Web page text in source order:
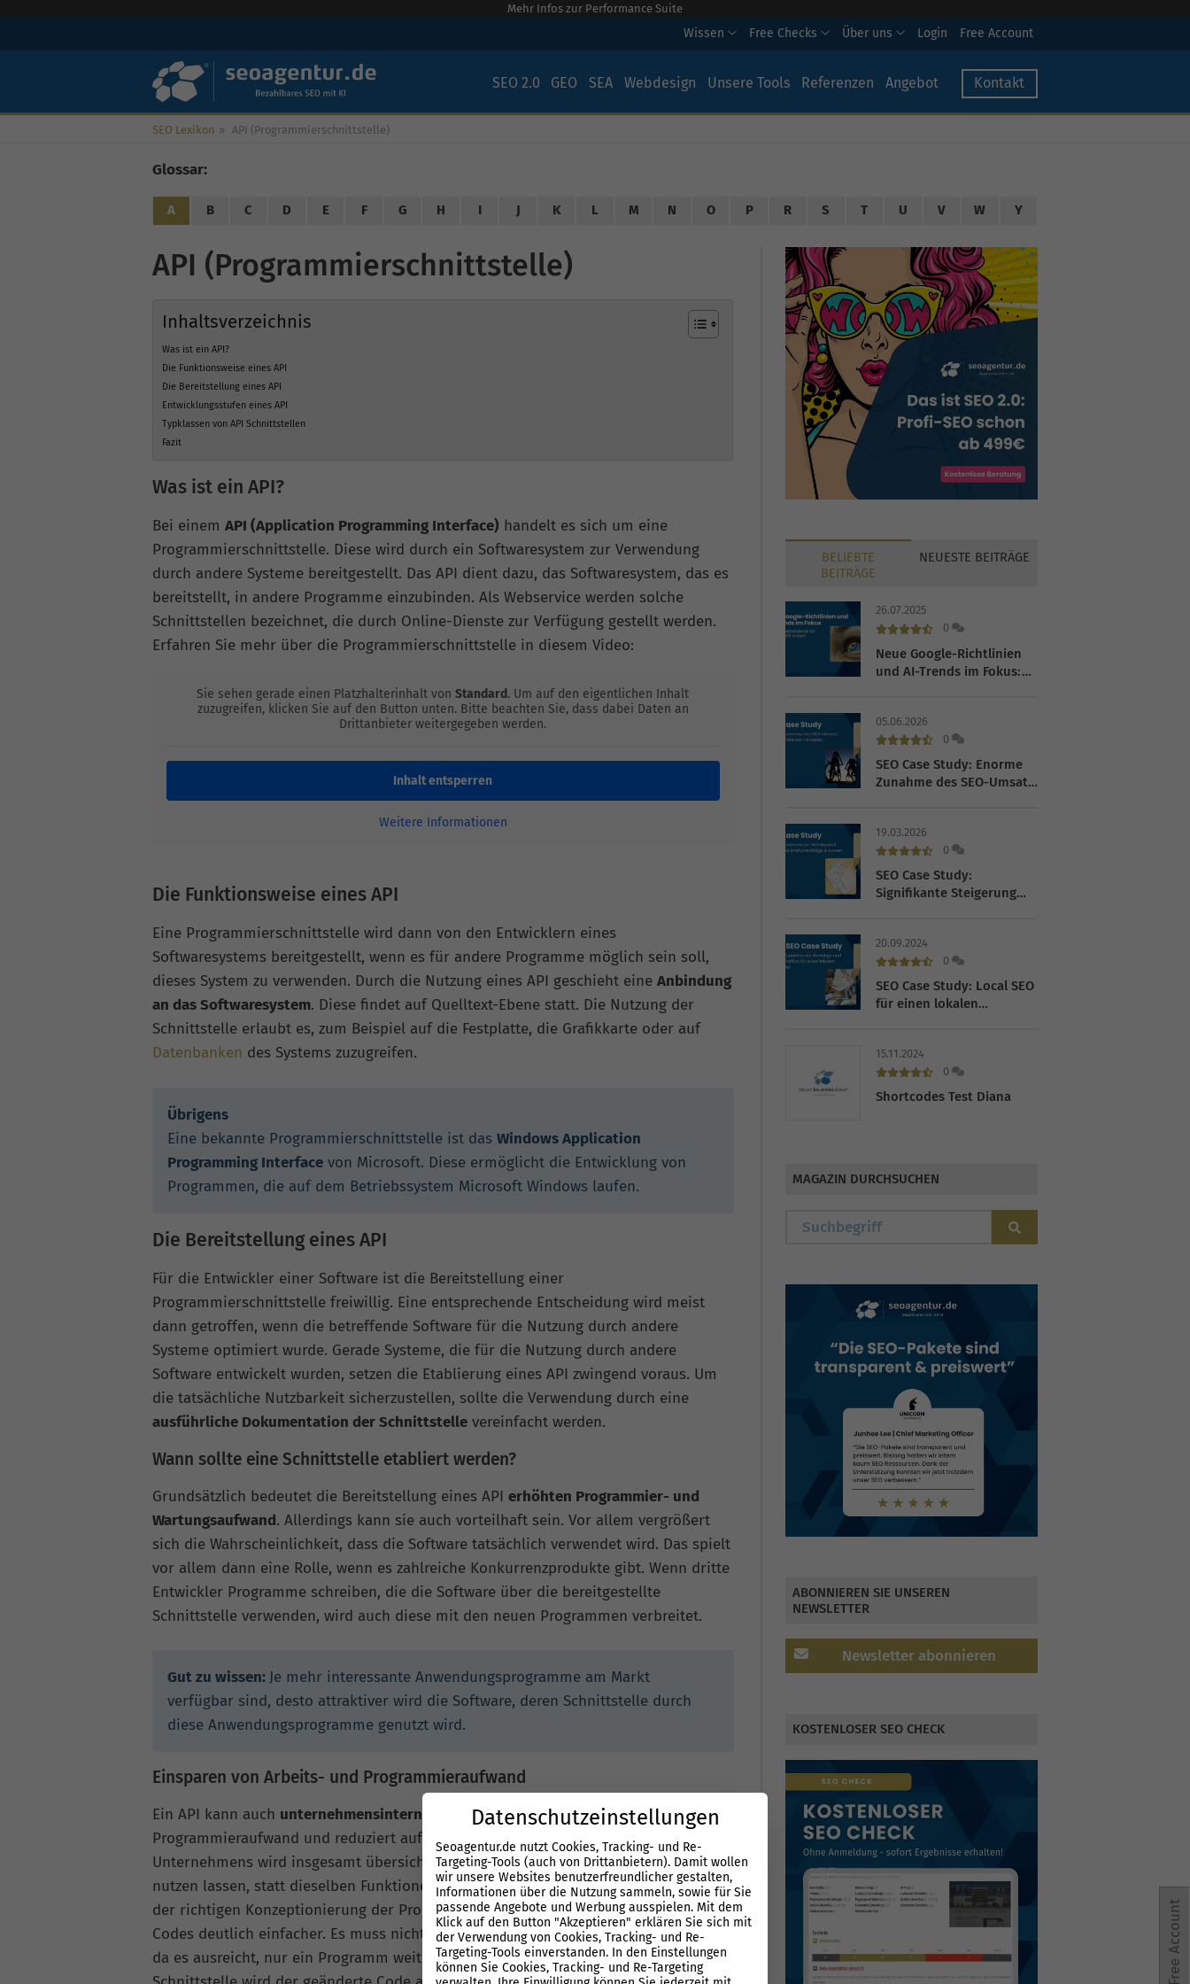
Mehr Infos zur Performance Suite
Wissen Free Checks Über uns Login Free Account
SEO 2.0 GEO SEA Webdesign Unsere Tools Referenzen Angebot Kontakt
SEO Lexikon » API (Programmierschnittstelle)
Glossar:
A B C D E F G H I J K L M N O P R S T U V W Y
API (Programmierschnittstelle)
Inhaltsverzeichnis
Was ist ein API?
Die Funktionsweise eines API
Die Bereitstellung eines API
Entwicklungsstufen eines API
Typklassen von API Schnittstellen
Fazit
Was ist ein API?
Bei einem API (Application Programming Interface) handelt es sich um eine
Programmierschnittstelle. Diese wird durch ein Softwaresystem zur Verwendung
durch andere Systeme bereitgestellt. Das API dient dazu, das Softwaresystem, das es
bereitstellt, in andere Programme einzubinden. Als Webservice werden solche
Schnittstellen bezeichnet, die durch Online-Dienste zur Verfügung gestellt werden.
Erfahren Sie mehr über die Programmierschnittstelle in diesem Video:
Sie sehen gerade einen Platzhalterinhalt vonStandard. Um auf den eigentlichen Inhalt
zuzugreifen, klicken Sie auf den Button unten. Bitte beachten Sie, dass dabei Daten an
Drittanbieter weitergegeben werden.
Inhalt entsperren
Weitere Informationen
Die Funktionsweise eines API
Eine Programmierschnittstelle wird dann von den Entwicklern eines
Softwaresystems bereitgestellt, wenn es für andere Programme möglich sein soll,
dieses System zu verwenden. Durch die Nutzung eines API geschieht eine Anbindung
an das Softwaresystem. Diese findet auf Quelltext-Ebene statt. Die Nutzung der
Schnittstelle erlaubt es, zum Beispiel auf die Festplatte, die Grafikkarte oder auf
Datenbanken des Systems zuzugreifen.
Übrigens
Eine bekannte Programmierschnittstelle ist das Windows Application
Programming Interface von Microsoft. Diese ermöglicht die Entwicklung von
Programmen, die auf dem Betriebssystem Microsoft Windows laufen.
Die Bereitstellung eines API
Für die Entwickler einer Software ist die Bereitstellung einer
Programmierschnittstelle freiwillig. Eine entsprechende Entscheidung wird meist
dann getroffen, wenn die betreffende Software für die Nutzung durch andere
Systeme optimiert wurde. Gerade Systeme, die für die Nutzung durch andere
Software entwickelt wurden, setzen die Etablierung eines API zwingend voraus. Um
die tatsächliche Nutzbarkeit sicherzustellen, sollte die Verwendung durch eine
ausführliche Dokumentation der Schnittstelle vereinfacht werden.
Wann sollte eine Schnittstelle etabliert werden?
Grundsätzlich bedeutet die Bereitstellung eines API erhöhten Programmier- und
Wartungsaufwand. Allerdings kann sie auch vorteilhaft sein. Vor allem vergrößert
sich die Wahrscheinlichkeit, dass die Software tatsächlich verwendet wird. Das spielt
vor allem dann eine Rolle, wenn es zahlreiche Konkurrenzprodukte gibt. Wenn dritte
Entwickler Programme schreiben, die die Software über die bereitgestellte
Schnittstelle verwenden, wird auch diese mit den neuen Programmen verbreitet.
Gut zu wissen: Je mehr interessante Anwendungsprogramme am Markt
verfügbar sind, desto attraktiver wird die Software, deren Schnittstelle durch
diese Anwendungsprogramme genutzt wird.
Einsparen von Arbeits- und Programmieraufwand
Ein API kann auch unternehmensintern nützlich sein. Es erspart häufig
Programmieraufwand und reduziert auf diese Weise Kosten. Die Software des
Unternehmens wird insgesamt übersichtlicher, da sich bereits vorhandene Systeme
nutzen lassen, statt dieselben Funktionen für jedes Produkt neu zu schreiben. Mit
der richtigen Konzeptionierung der Programmierschnittstelle ist ein Update des
Codes deutlich einfacher. Es muss nicht für jedes System einzeln umgesetzt werden,
da es ausreicht, nur ein Programm weiterzuentwickeln. Durch die Nutzung der
BELIEBTE
BEITRÄGE
NEUESTE BEITRÄGE
26.07.2025
0
Neue Google-Richtlinien
und AI-Trends im Fokus:
müssen
05.06.2026
0
SEO Case Study: Enorme
Zunahme des SEO-Umsatz
19.03.2026
0
SEO Case Study:
Signifikante Steigerung
Briefumschläge und
Karten
20.09.2024
0
SEO Case Study: Local SEO
für einen lokalen
15.11.2024
0
Shortcodes Test Diana
MAGAZIN DURCHSUCHEN
ABONNIEREN SIE UNSEREN
NEWSLETTER
Newsletter abonnieren
KOSTENLOSER SEO CHECK
Free Account
Datenschutzeinstellungen
Seoagentur.de nutzt Cookies, Tracking- und Re-
Targeting-Tools (auch von Drittanbietern). Damit wollen
wir unsere Websites benutzerfreundlicher gestalten,
Informationen über die Nutzung sammeln, sowie für Sie
passende Angebote und Werbung ausspielen. Mit dem
Klick auf den Button "Akzeptieren" erklären Sie sich mit
der Verwendung von Cookies, Tracking- und Re-
Targeting-Tools einverstanden. In den Einstellungen
können Sie Cookies, Tracking- und Re-Targeting